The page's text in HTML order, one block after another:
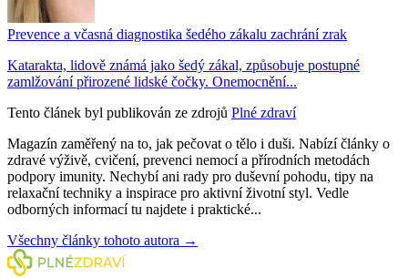
Prevence a včasná diagnostika šedého zákalu zachrání zrak
Katarakta, lidově známá jako šedý zákal, způsobuje postupné
zamlžování přirozené lidské čočky. Onemocnění...
Tento článek byl publikován ze zdrojů Plné zdraví
Magazín zaměřený na to, jak pečovat o tělo i duši. Nabízí články o
zdravé výživě, cvičení, prevenci nemocí a přírodních metodách
podpory imunity. Nechybí ani rady pro duševní pohodu, tipy na
relaxační techniky a inspirace pro aktivní životní styl. Vedle
odborných informací tu najdete i praktické...
Všechny články tohoto autora →